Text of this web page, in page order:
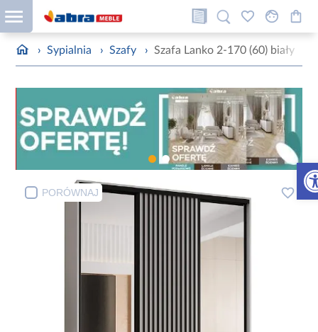
› Sypialnia › Szafy › Szafa Lanko 2-170 (60) biały
PORÓWNAJ